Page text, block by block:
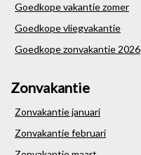
Goedkope vakantie zomer
Goedkope vliegvakantie
Goedkope zonvakantie 2026
Zonvakantie
Zonvakantie januari
Zonvakantie februari